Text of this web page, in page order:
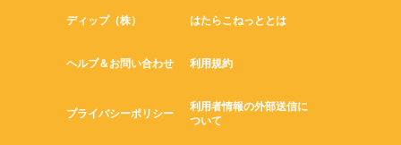
ディップ（株） はたらこねっととは
ヘルプ＆お問い合わせ 利用規約
プライバシーポリシー
利用者情報の外部送信に
ついて